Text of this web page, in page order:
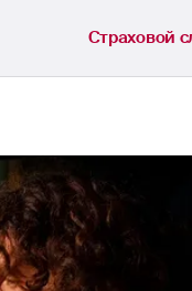
Страховой